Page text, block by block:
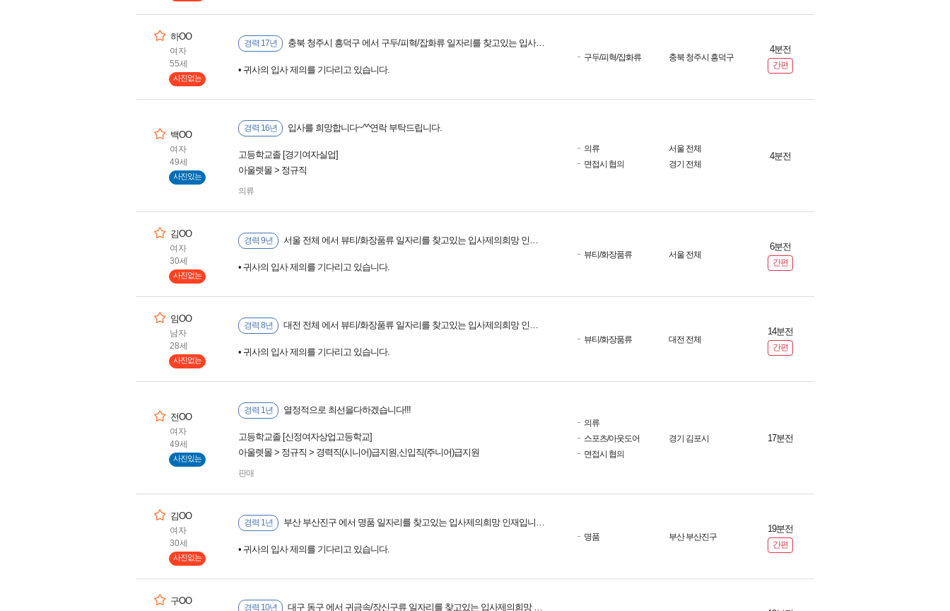
하OO
여자
55세
사진없는
경력 17년 충북 청주시 흥덕구 에서 구두/피혁/잡화류 일자리를 찾고있는 입사제의희망 인재입니다.
• 귀사의 입사 제의를 기다리고 있습니다.
구두/피혁/잡화류 충북 청주시 흥덕구
4분전
간편
백OO
여자
49세
사진있는
경력 16년 입사를 희망합니다~^^연락 부탁드립니다.
고등학교졸 [경기여자실업]
아울렛몰 > 정규직
의류
의류
면접시 협의
서울 전체
경기 전체
4분전
김OO
여자
30세
사진없는
경력 9년 서울 전체 에서 뷰티/화장품류 일자리를 찾고있는 입사제의희망 인재입니다.
• 귀사의 입사 제의를 기다리고 있습니다.
뷰티/화장품류 서울 전체
6분전
간편
임OO
남자
28세
사진없는
경력 8년 대전 전체 에서 뷰티/화장품류 일자리를 찾고있는 입사제의희망 인재입니다.
• 귀사의 입사 제의를 기다리고 있습니다.
뷰티/화장품류 대전 전체
14분전
간편
전OO
여자
49세
사진있는
경력 1년 열정적으로 최선을다하겠습니다!!!
고등학교졸 [신정여자상업고등학교]
아울렛몰 > 정규직 > 경력직(시니어)급지원,신입직(주니어)급지원
판매
의류
스포츠/아웃도어
면접시 협의
경기 김포시 17분전
김OO
여자
30세
사진없는
경력 1년 부산 부산진구 에서 명품 일자리를 찾고있는 입사제의희망 인재입니다.
• 귀사의 입사 제의를 기다리고 있습니다.
명품 부산 부산진구
19분전
간편
구OO
경력 10년 대구 동구 에서 귀금속/장신구류 일자리를 찾고있는 입사제의희망 인재입니다.